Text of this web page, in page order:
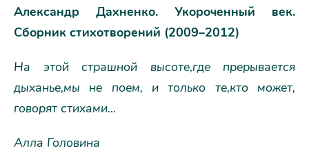
Александр Дахненко. Укороченный век.
Сборник стихотворений (2009–2012)
На этой страшной высоте,где прерывается
дыханье,мы не поем, и только те,кто может,
говорят стихами…
Алла Головина